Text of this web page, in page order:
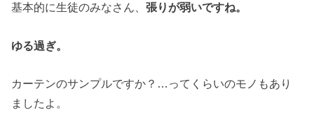
基本的に生徒のみなさん、張りが弱いですね。
ゆる過ぎ。
カーテンのサンプルですか？…ってくらいのモノもあり
ましたよ。